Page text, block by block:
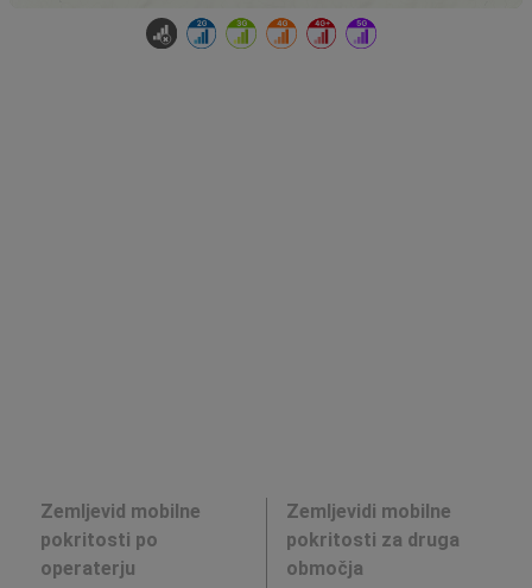
Zemljevid mobilne
pokritosti po
operaterju
Zemljevidi mobilne
pokritosti za druga
območja